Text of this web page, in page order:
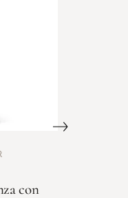
con